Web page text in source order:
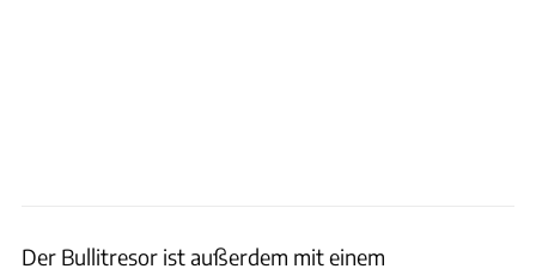
Der Bullitresor ist außerdem mit einem